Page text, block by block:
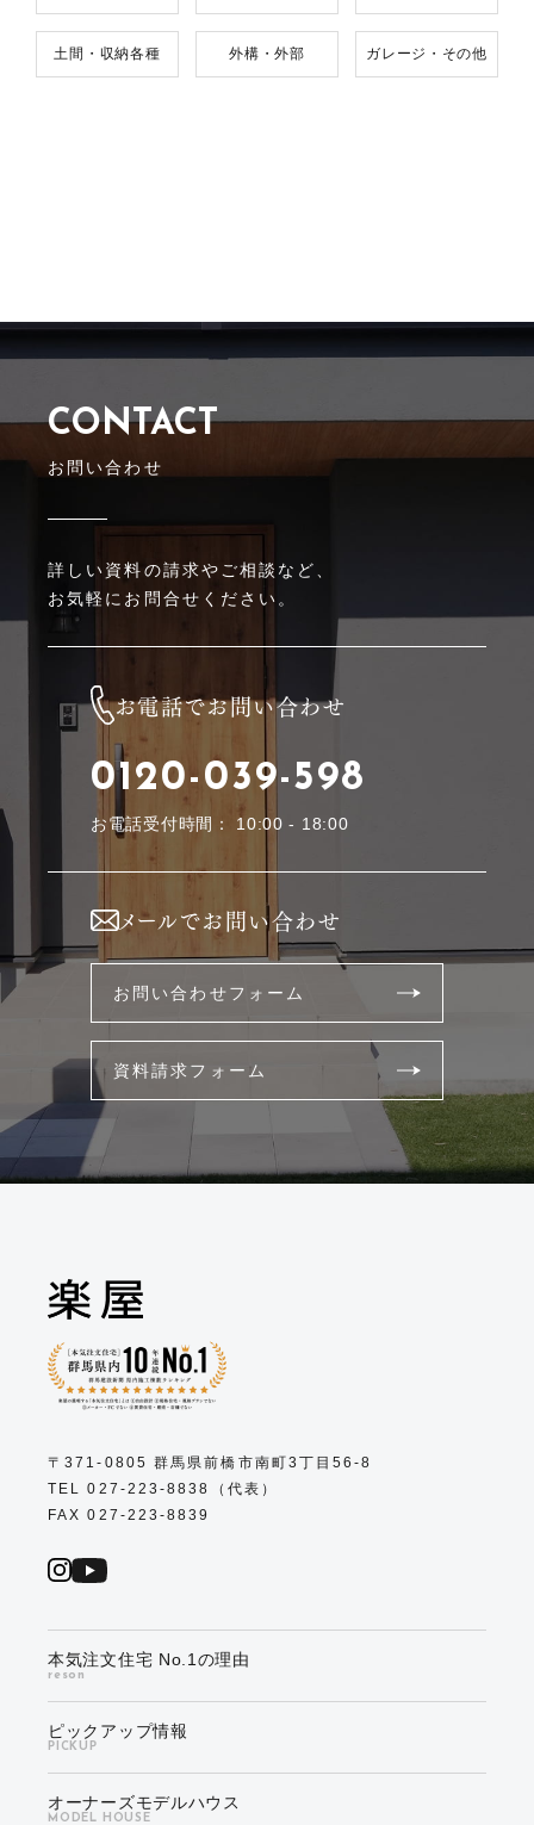
土間・収納各種 外構・外部 ガレージ・その他
CONTACT
お問い合わせ
詳しい資料の請求やご相談など、
お気軽にお問合せください。
お電話でお問い合わせ
0120-039-598
お電話受付時間： 10:00 - 18:00
メールでお問い合わせ
お問い合わせフォーム
資料請求フォーム
〒371-0805 群馬県前橋市南町3丁目56-8
TEL 027-223-8838（代表）
FAX 027-223-8839
本気注文住宅 No.1の理由
reson
ピックアップ情報
PICKUP
オーナーズモデルハウス
MODEL HOUSE